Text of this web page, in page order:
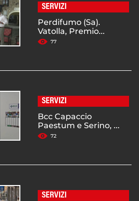
SERVIZI
Perdifumo (Sa).
Vatolla, Premio...
77
SERVIZI
Bcc Capaccio
Paestum e Serino, ...
72
SERVIZI